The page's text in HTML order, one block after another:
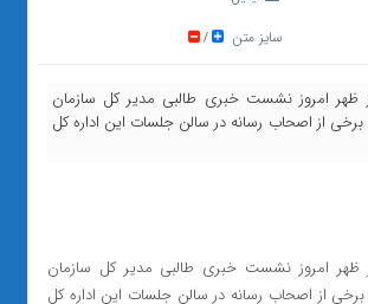
سایز متن /
ظهر امروز نشست خبری طالبی مدیر کل سازمان
برخی از اصحاب رسانه در سالن جلسات این اداره کل
امروز نشست خبری طالبی مدیر کل سازمان
برخی از اصحاب رسانه در سالن جلسات این اداره کل